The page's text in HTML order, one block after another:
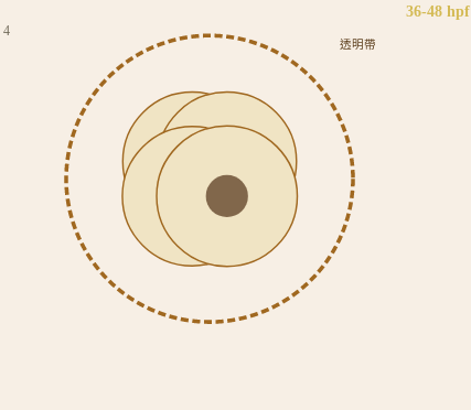
透明帶
4
36-48 hpf